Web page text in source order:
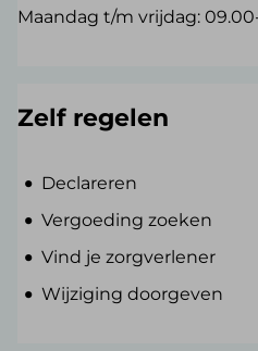
Maandag t/m vrijdag:
Zelf regelen
Declareren
Vergoeding zoeken
Vind je zorgverlener
Wijziging doorgeven